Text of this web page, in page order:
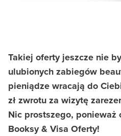
Takiej oferty jeszcze nie
ulubionych zabiegów
pieniądze wracają do
zł zwrotu za wizytę
Nic prostszego, ponieważ
Booksy & Visa Oferty!